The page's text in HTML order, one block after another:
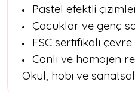
Pastel efektli
Çocuklar ve genç
FSC sertifikalı
Canlı ve homojen
Okul, hobi ve